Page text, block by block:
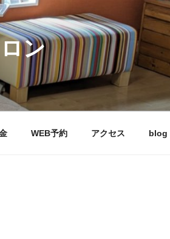
ン
WEB予約 アクセス blog